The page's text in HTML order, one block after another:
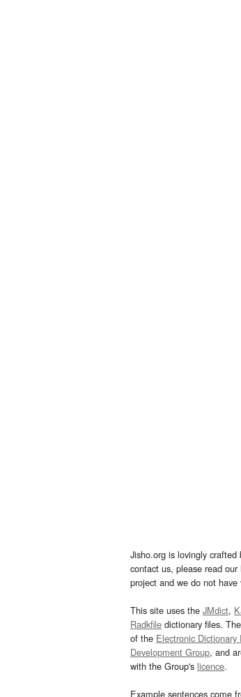
Jisho.org is lovingly crafted
contact us, please read our
project and we do not
This site uses the JMdict,
Radkfile dictionary files.
of the Electronic Dictionary
Development Group, and
with the Group's licence.
Example sentences come